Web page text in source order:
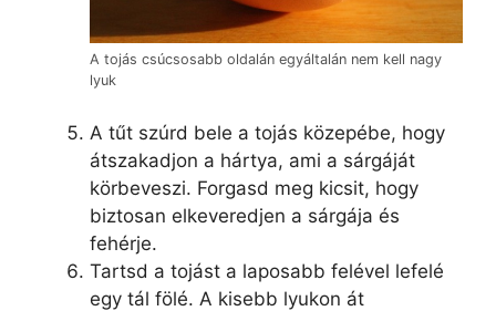
A tojás csúcsosabb oldalán egyáltalán nem kell nagy
lyuk
A tűt szúrd bele a tojás közepébe, hogy
átszakadjon a hártya, ami a sárgáját
körbeveszi. Forgasd meg kicsit, hogy
biztosan elkeveredjen a sárgája és
fehérje.
Tartsd a tojást a laposabb felével lefelé
egy tál fölé. A kisebb lyukon át